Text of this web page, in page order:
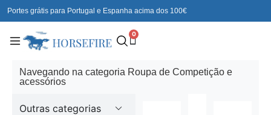
Portes grátis para Portugal e Espanha acima dos 100€
0
Navegando na categoria Roupa de Competição e
acessórios
Outras categorias